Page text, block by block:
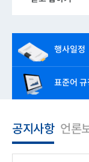
행사일정
표준어 규
공지사항 언론